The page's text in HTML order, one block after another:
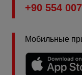
+90 554
Мобильные